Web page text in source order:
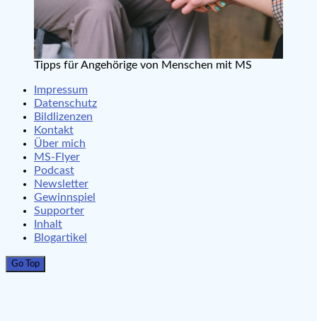
Tipps für Angehörige von Menschen mit MS
Impressum
Datenschutz
Bildlizenzen
Kontakt
Über mich
MS-Flyer
Podcast
Newsletter
Gewinnspiel
Supporter
Inhalt
Blogartikel
Go Top